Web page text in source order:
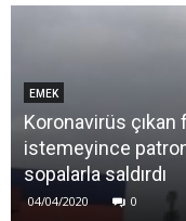
EMEK
Koronavirüs çıkan
istemeyince
sopalarla saldırdı
04/04/2020 0